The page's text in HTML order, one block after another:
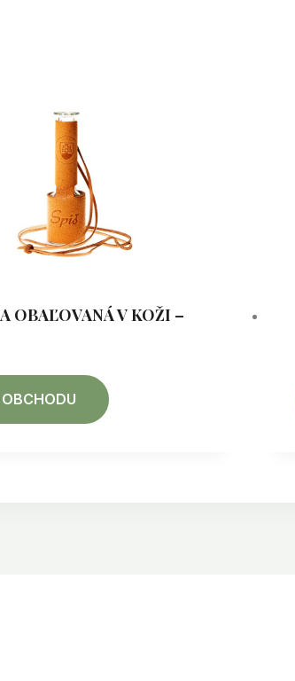
OBAĽOVANÁ V KOŽI –